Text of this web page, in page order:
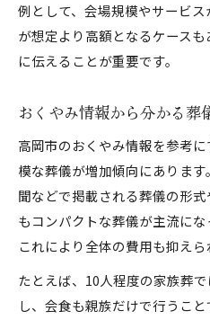
例として、会場規模やサービ
が想定より高額となるケース
に伝えることが重要です。
おくやみ情報から分かる葬
高岡市のおくやみ情報を参考
模な葬儀が増加傾向にありま
聞などで掲載される葬儀の形
もコンパクトな葬儀が主流にな
これにより全体の費用も抑えら
たとえば、10人程度の家族葬
し、会食も親族だけで行うこ